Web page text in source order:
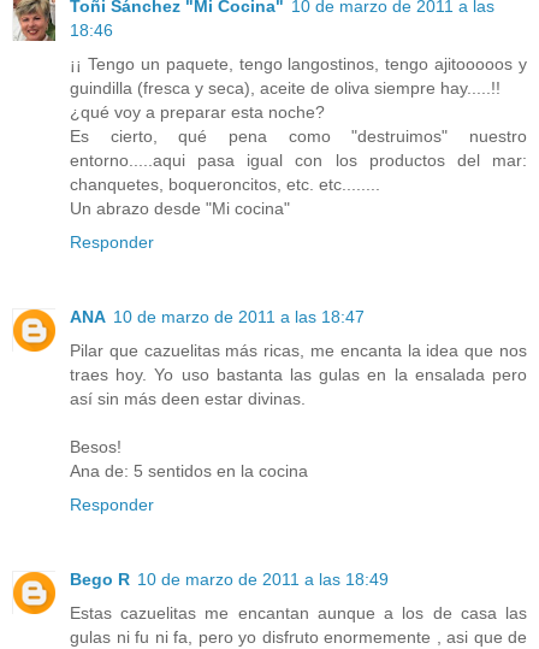
Toñi Sánchez "Mi Cocina" 10 de marzo de 2011 a las
18:46
¡¡ Tengo un paquete, tengo langostinos, tengo ajitooooos y
guindilla (fresca y seca), aceite de oliva siempre hay.....!!
¿qué voy a preparar esta noche?
Es cierto, qué pena como "destruimos" nuestro
entorno.....aqui pasa igual con los productos del mar:
chanquetes, boqueroncitos, etc. etc........
Un abrazo desde "Mi cocina"
Responder
ANA 10 de marzo de 2011 a las 18:47
Pilar que cazuelitas más ricas, me encanta la idea que nos
traes hoy. Yo uso bastanta las gulas en la ensalada pero
así sin más deen estar divinas.
Besos!
Ana de: 5 sentidos en la cocina
Responder
Bego R 10 de marzo de 2011 a las 18:49
Estas cazuelitas me encantan aunque a los de casa las
gulas ni fu ni fa, pero yo disfruto enormemente , asi que de